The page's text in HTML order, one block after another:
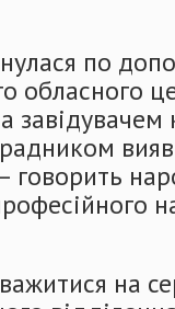
по
обласного
говорить
на